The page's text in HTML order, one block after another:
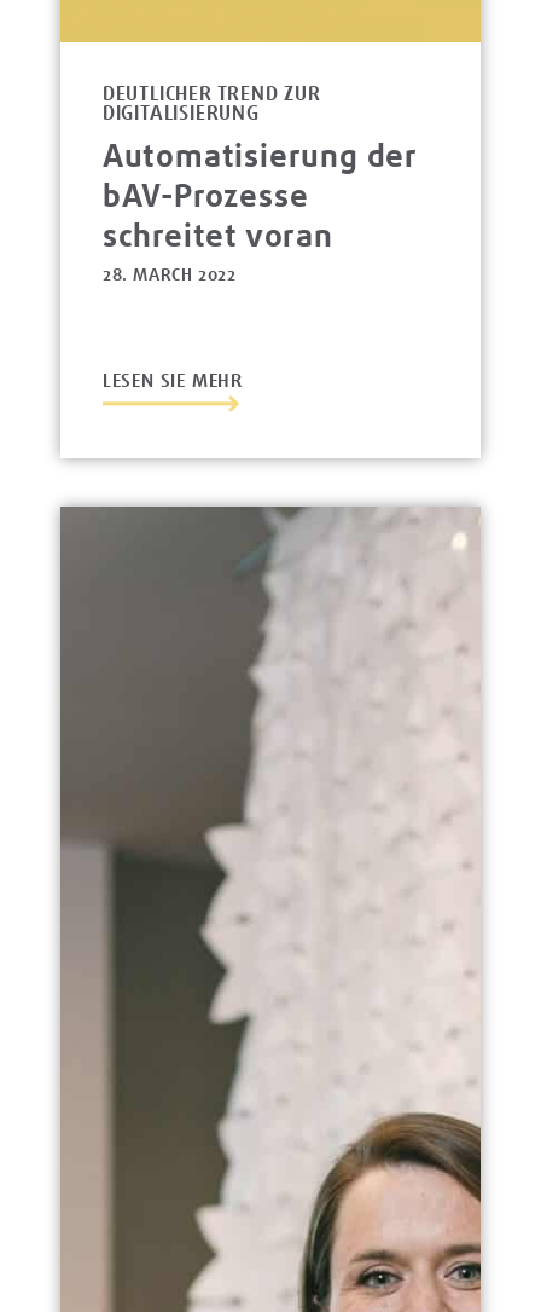
DEUTLICHER TREND ZUR
DIGITALISIERUNG
Automatisierung der
bAV-Prozesse
schreitet voran
28. MARCH 2022
LESEN SIE MEHR